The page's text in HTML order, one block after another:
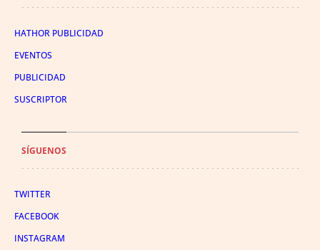
HATHOR PUBLICIDAD
EVENTOS
PUBLICIDAD
SUSCRIPTOR
SÍGUENOS
TWITTER
FACEBOOK
INSTAGRAM